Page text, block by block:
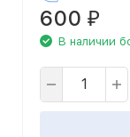
600 ₽
В наличии